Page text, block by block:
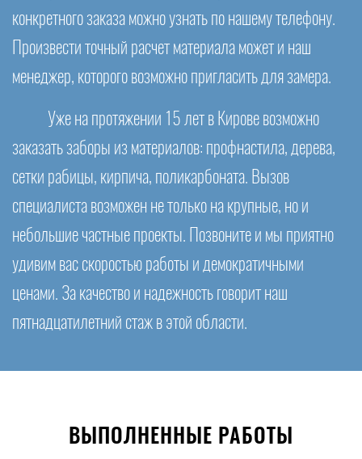
конкретного заказа можно узнать по нашему телефону.
Произвести точный расчет материала может и наш
менеджер, которого возможно пригласить для замера.
Уже на протяжении 15 лет в Кирове возможно
заказать заборы из материалов: профнастила, дерева,
сетки рабицы, кирпича, поликарбоната. Вызов
специалиста возможен не только на крупные, но и
небольшие частные проекты. Позвоните и мы приятно
удивим вас скоростью работы и демократичными
ценами. За качество и надежность говорит наш
пятнадцатилетний стаж в этой области.
ВЫПОЛНЕННЫЕ РАБОТЫ